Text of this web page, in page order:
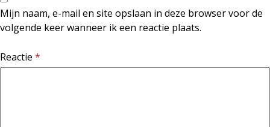
Mijn naam, e-mail en site opslaan in deze browser voor de
volgende keer wanneer ik een reactie plaats.
Reactie *